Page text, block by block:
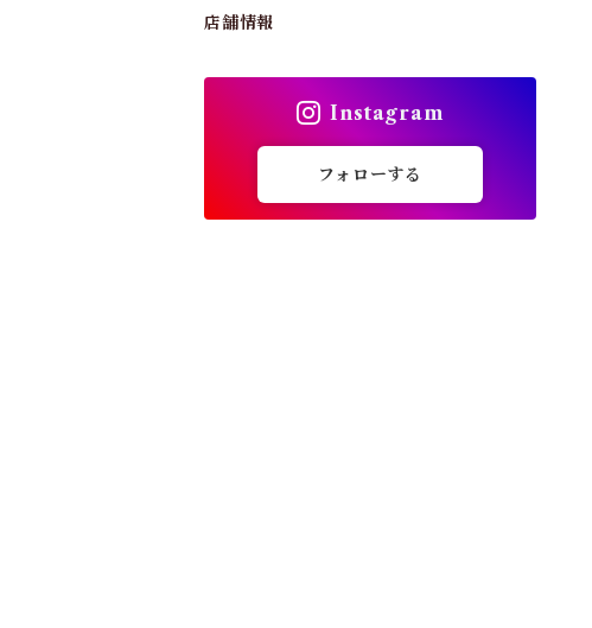
店舗情報
Instagram
フォローする